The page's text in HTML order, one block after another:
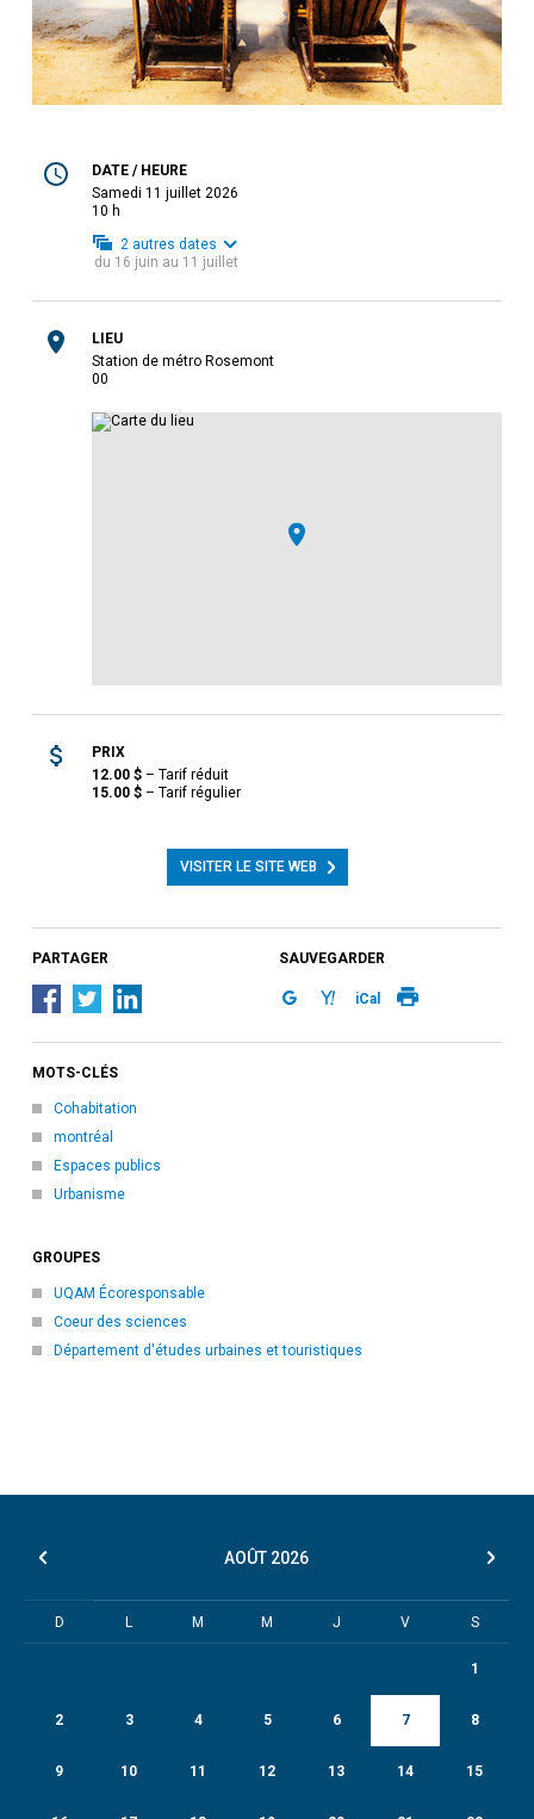
DATE / HEURE
samedi 11 juillet 2026
10 h
2 autres dates
du 16 juin au 11 juillet
LIEU
Station de métro Rosemont
00
PRIX
12.00$– Tarif réduit
15.00$– Tarif régulier
VISITER LE SITE WEB
PARTAGER SAUVEGARDER
iCal
MOTS-CLÉS
Cohabitation
montréal
Espaces publics
Urbanisme
GROUPES
UQAM Écoresponsable
Coeur des sciences
Département d'études urbaines et touristiques
AOÛT 2026
D L M M J V S
1
2 3 4 5 6 7 8
9 10 11 12 13 14 15